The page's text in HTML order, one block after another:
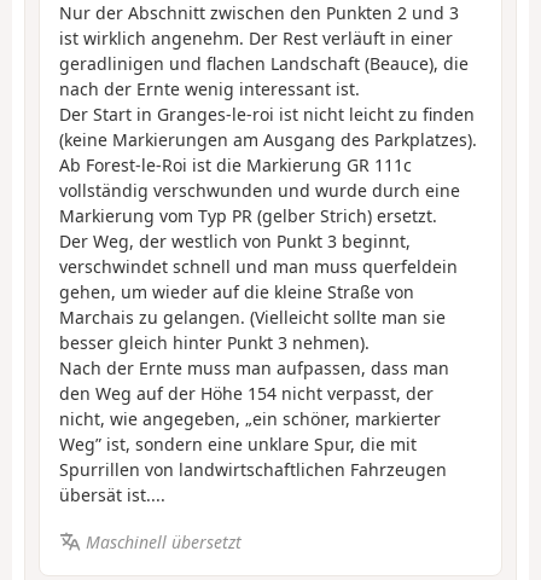
Nur der Abschnitt zwischen den Punkten 2 und 3
ist wirklich angenehm. Der Rest verläuft in einer
geradlinigen und flachen Landschaft (Beauce), die
nach der Ernte wenig interessant ist.
Der Start in Granges-le-roi ist nicht leicht zu finden
(keine Markierungen am Ausgang des Parkplatzes).
Ab Forest-le-Roi ist die Markierung GR 111c
vollständig verschwunden und wurde durch eine
Markierung vom Typ PR (gelber Strich) ersetzt.
Der Weg, der westlich von Punkt 3 beginnt,
verschwindet schnell und man muss querfeldein
gehen, um wieder auf die kleine Straße von
Marchais zu gelangen. (Vielleicht sollte man sie
besser gleich hinter Punkt 3 nehmen).
Nach der Ernte muss man aufpassen, dass man
den Weg auf der Höhe 154 nicht verpasst, der
nicht, wie angegeben, „ein schöner, markierter
Weg” ist, sondern eine unklare Spur, die mit
Spurrillen von landwirtschaftlichen Fahrzeugen
übersät ist....
Maschinell übersetzt